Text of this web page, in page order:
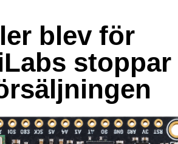
blev för
stoppar